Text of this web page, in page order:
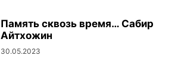
Память сквозь время… Сабир
Айтхожин
30.05.2023